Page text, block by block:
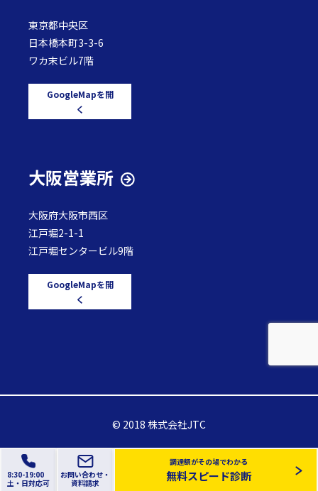
東京都中央区
日本橋本町3-3-6
ワカ末ビル7階
GoogleMapを開
く
大阪営業所
大阪府大阪市西区
江戸堀2-1-1
江戸堀センタービル9階
GoogleMapを開
く
© 2018 株式会社JTC
8:30-19:00
土 ・日対応可
調達額がその場でわかる
無料スピード診断
お問い合わせ・
資料請求